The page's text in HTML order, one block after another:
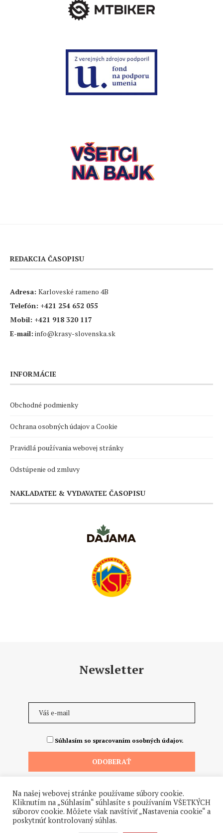
REDAKCIA ČASOPISU
Adresa: Karloveské rameno 4B
Telefón: +421 254 652 055
Mobil: +421 918 320 117
E-mail: info@krasy-slovenska.sk
INFORMÁCIE
Obchodné podmienky
Ochrana osobných údajov a Cookie
Pravidlá používania webovej stránky
Odstúpenie od zmluvy
NAKLADATEĽ & VYDAVATEĽ ČASOPISU
Newsletter
Súhlasím so spracovaním osobných údajov.
Na našej webovej stránke používame súbory cookie.
Kliknutím na „Súhlasím“ súhlasíte s používaním VŠETKÝCH
súborov cookie. Môžete však navštíviť „Nastavenia cookie“ a
poskytnúť kontrolovaný súhlas.